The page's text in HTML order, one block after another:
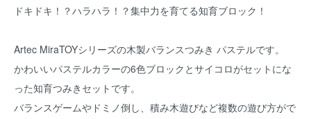
ドキドキ！？ハラハラ！？集中力を育てる知育ブロック！
Artec MiraTOYシリーズの木製バランスつみき パステルです。
かわいいパステルカラーの6色ブロックとサイコロがセットにな
った知育つみきセットです。
バランスゲームやドミノ倒し、積み木遊びなど複数の遊び方がで